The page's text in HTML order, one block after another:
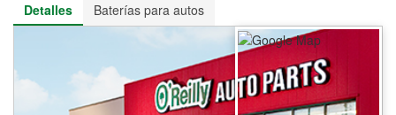
Detalles
Baterías para autos